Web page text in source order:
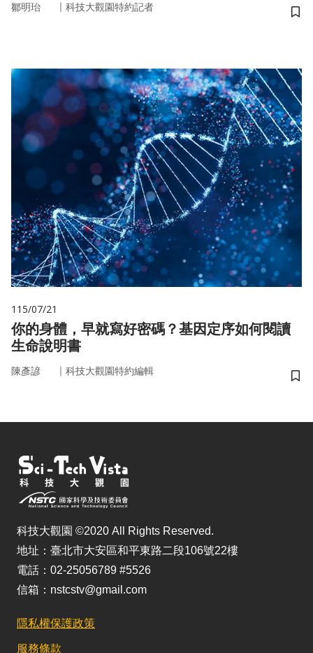
鄒明珆 ｜ 科技大觀園特約記者
儲
115/07/21
你的身體，早就寫好密碼？基因定序如何閱讀
生命說明書
陳彥諺 ｜ 科技大觀園特約編輯
儲
科技大觀園 ©2020 All Rights Reserved.
地址：臺北市大安區和平東路二段106號22樓
電話：02-25056789 #5526
信箱：nstcstv@gmail.com
隱私權保護政策
服務條款